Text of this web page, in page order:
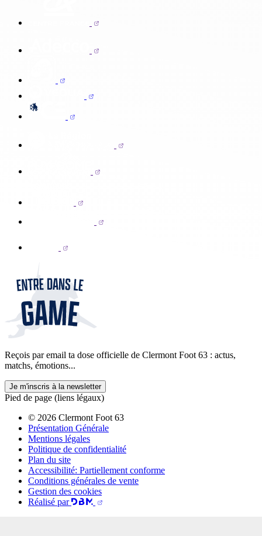
Reçois par email ta dose officielle de Clermont Foot 63 : actus,
matchs, émotions...
Je m'inscris à la newsletter
Pied de page (liens légaux)
© 2026 Clermont Foot 63
Présentation Générale
Mentions légales
Politique de confidentialité
Plan du site
Accessibilité: Partiellement conforme
Conditions générales de vente
Gestion des cookies
Réalisé par